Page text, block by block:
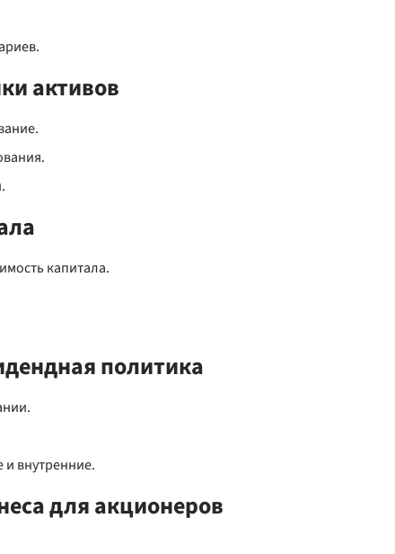
активов
капитала.
политика
внутренние.
для акционеров